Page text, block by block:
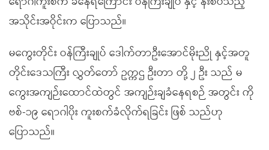
အသိုင်းအဝိုင်းက ပြောသည်။
မကွေးတိုင်း ဝန်ကြီးချုပ် ဒေါက်တာဦးအောင်မိုးညို နှင့်အတူ
တိုင်းဒေသကြီး လွှတ်တော် ဥက္ကဌ ဦးတာ တို့ ၂ ဦး သည် မ
ကွေးအကျဉ်းထောင်ထဲတွင် အကျဉ်းချခံနေရစဉ် အတွင်း ကို
ဗစ်-၁၉ ရောဂါပိုး ကူးစက်ခံလိုက်ရခြင်း ဖြစ် သည်ဟု
ပြောသည်။